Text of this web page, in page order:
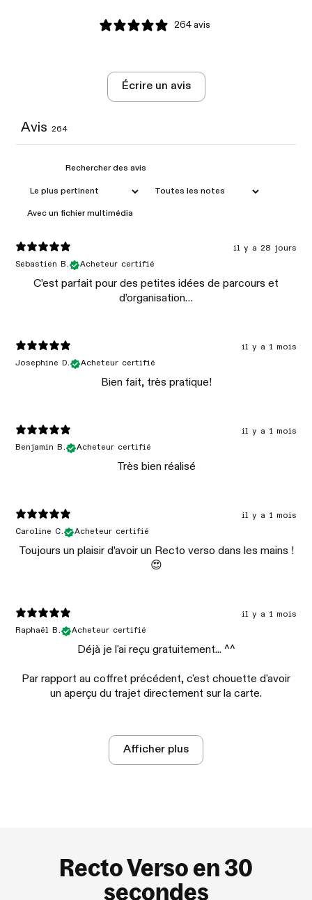
264 avis
Écrire un avis
Avis 264
Avec un fichier multimédia
il y a 28 jours
Sebastien B.
Acheteur certifié
C’est parfait pour des petites idées de parcours et
d’organisation…
il y a 1 mois
Josephine D.
Acheteur certifié
Bien fait, très pratique!
il y a 1 mois
Benjamin B.
Acheteur certifié
Très bien réalisé
il y a 1 mois
Caroline C.
Acheteur certifié
Toujours un plaisir d’avoir un Recto verso dans les mains !
😍
il y a 1 mois
Raphaël B.
Acheteur certifié
Déjà je l'ai reçu gratuitement... ^^
Par rapport au coffret précédent, c'est chouette d'avoir
un aperçu du trajet directement sur la carte.
Afficher plus
Recto Verso en 30
secondes